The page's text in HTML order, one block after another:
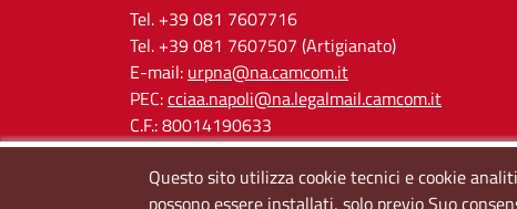
Tel. +39 081 7607716
Tel. +39 081 7607507 (Artigianato)
E-mail: urpna@na.camcom.it
PEC:cciaa.napoli@na.legalmail.camcom.it
C.F.: 80014190633
P.IVA: 03121650638
Cod. IPA: cciaa_na
Questo sito utilizza cookie tecnici e cookie
possono essere installati, solo previo Suo